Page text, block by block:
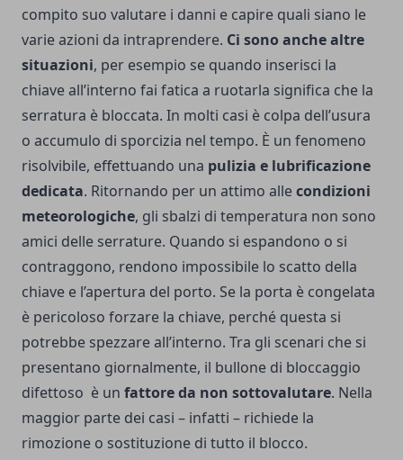
compito suo valutare i danni e capire quali siano le
varie azioni da intraprendere. Ci sono anche altre
situazioni, per esempio se quando inserisci la
chiave all’interno fai fatica a ruotarla significa che la
serratura è bloccata. In molti casi è colpa dell’usura
o accumulo di sporcizia nel tempo. È un fenomeno
risolvibile, effettuando una pulizia e lubrificazione
dedicata. Ritornando per un attimo allecondizioni
meteorologiche, gli sbalzi di temperatura non sono
amici delle serrature. Quando si espandono o si
contraggono, rendono impossibile lo scatto della
chiave e l’apertura del porto. Se la porta è congelata
è pericoloso forzare la chiave, perché questa si
potrebbe spezzare all’interno. Tra gli scenari che si
presentano giornalmente, il bullone di bloccaggio
difettoso è un fattore da non sottovalutare. Nella
maggior parte dei casi – infatti – richiede la
rimozione o sostituzione di tutto il blocco.